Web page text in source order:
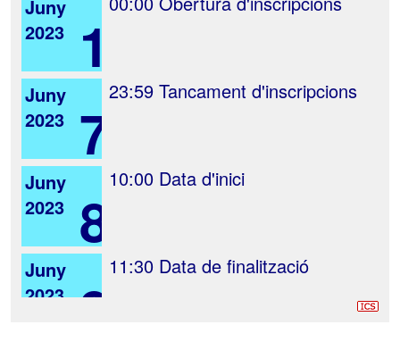
Juny
2023
1
Juny
2023
7
23:59 Tancament d'inscripcions
Juny
2023
8
10:00 Data d'inici
Juny
2023 8
11:30 Data de finalització